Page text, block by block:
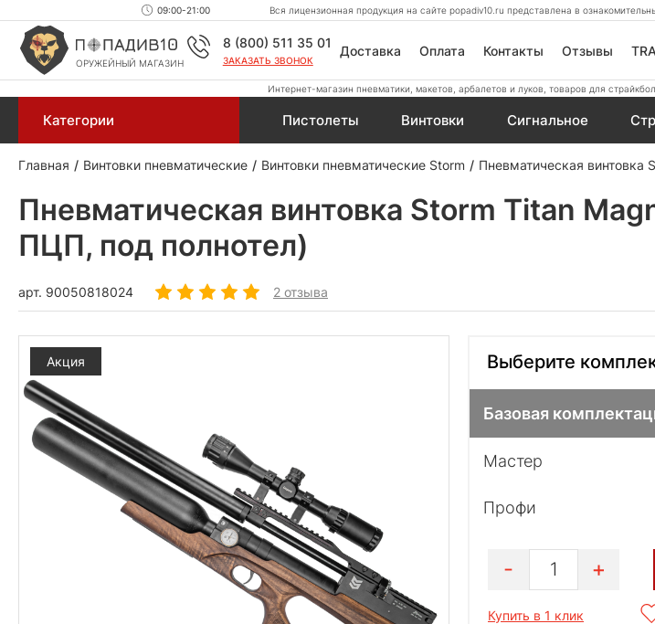
09:00-21:00 Вся лицензионная продукция на сайте popadiv10.ru представлена в
ОРУЖЕЙНЫЙ МАГАЗИН
8 (800) 511 35 01
ЗАКАЗАТЬ ЗВОНОК
Доставка Оплата Контакты Отзывы
Интернет-магазин пневматики, макетов, арбалетов и луков, товаров для
Категории Пистолеты Винтовки Сигнальное
Главная Винтовки пневматические Винтовки пневматические Storm Пневматическая
Пневматическая винтовка Storm Titan
ПЦП, под полнотел)
арт. 90050818024 2 отзыва
Акция Выберите
Базовая
Мастер
Профи
1
Купить в 1 клик